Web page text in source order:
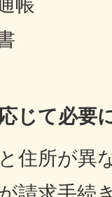
じて必要
住所が異